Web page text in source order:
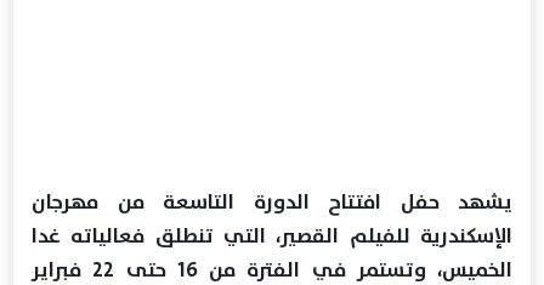
يشهد حفل افتتاح الدورة التاسعة من مهرجان
الإسكندرية للفيلم القصير، التي تنطلق فعالياته غدا
الخميس، وتستمر في الفترة من 16 حتى 22 فبراير